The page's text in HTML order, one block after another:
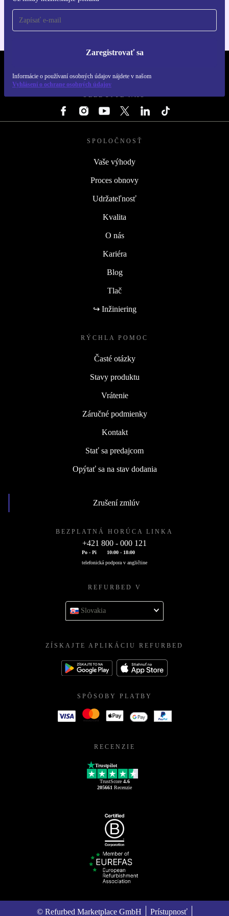
Zaregistrovať sa
Informácie o používaní osobných údajov nájdete v našom
Vyhlásení o ochrane osobných údajov
SLEDUJTE NÁS
SPOLOČNOSŤ
Vaše výhody
Proces obnovy
Udržateľnosť
Kvalita
O nás
Kariéra
Blog
Tlač
↪ Inžiniering
RÝCHLA POMOC
Časté otázky
Stavy produktu
Vrátenie
Záručné podmienky
Kontakt
Stať sa predajcom
Opýtať sa na stav dodania
Zrušení zmlúv
BEZPLATNÁ HORÚCA LINKA
+421 800 - 000 121
Po - Pi
10:00 - 18:00
telefonická podpora v angličtine
REFURBED V
Slovakia
ZÍSKAJTE APLIKÁCIU REFURBED
SPÔSOBY PLATBY
RECENZIE
Trustpilot
TrustScore 4.6
205661 Recenzie
© Refurbed Marketplace GmbH Prístupnosť